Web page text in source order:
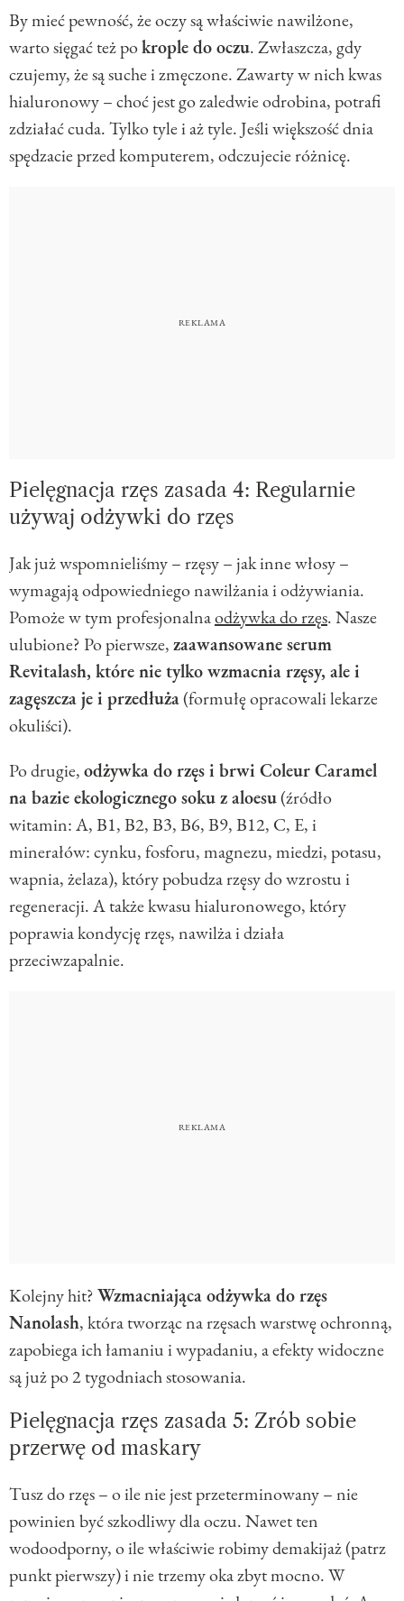
By mieć pewność, że oczy są właściwie nawilżone,
warto sięgać też pokrople do oczu. Zwłaszcza, gdy
czujemy, że są suche i zmęczone. Zawarty w nich kwas
hialuronowy – choć jest go zaledwie odrobina, potrafi
zdziałać cuda. Tylko tyle i aż tyle. Jeśli większość dnia
spędzacie przed komputerem, odczujecie różnicę.
Pielęgnacja rzęs zasada 4: Regularnie
używaj odżywki do rzęs
Jak już wspomnieliśmy – rzęsy – jak inne włosy –
wymagają odpowiedniego nawilżania i odżywiania.
Pomoże w tym profesjonalnaodżywka do rzęs. Nasze
ulubione? Po pierwsze,zaawansowane serum
Revitalash, które nie tylko wzmacnia rzęsy, ale i
zagęszcza je i przedłuża(formułę opracowali lekarze
okuliści).
Po drugie,odżywka do rzęs i brwi Coleur Caramel
na bazie ekologicznego soku z aloesu(źródło
witamin: A, B1, B2, B3, B6, B9, B12, C, E, i
minerałów: cynku, fosforu, magnezu, miedzi, potasu,
wapnia, żelaza), który pobudza rzęsy do wzrostu i
regeneracji. A także kwasu hialuronowego, który
poprawia kondycję rzęs, nawilża i działa
przeciwzapalnie.
Kolejny hit?Wzmacniająca odżywka do rzęs
Nanolash, która tworząc na rzęsach warstwę ochronną,
zapobiega ich łamaniu i wypadaniu, a efekty widoczne
są już po 2 tygodniach stosowania.
Pielęgnacja rzęs zasada 5: Zrób sobie
przerwę od maskary
Tusz do rzęs – o ile nie jest przeterminowany – nie
powinien być szkodliwy dla oczu. Nawet ten
wodoodporny, o ile właściwie robimy demakijaż (patrz
punkt pierwszy) i nie trzemy oka zbyt mocno. W